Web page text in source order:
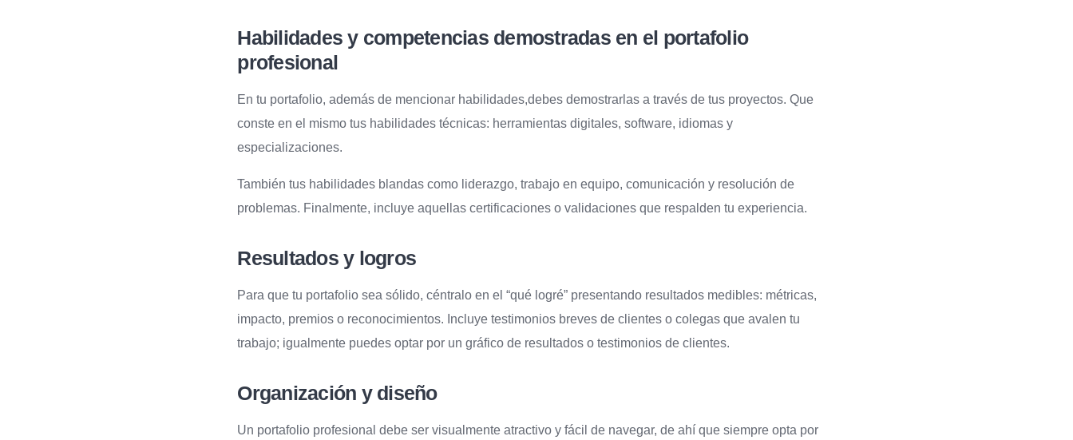
Habilidades y competencias demostradas en el portafolio
profesional
En tu portafolio, además de mencionar habilidades,debes demostrarlas a través de tus proyectos. Que
conste en el mismo tus habilidades técnicas: herramientas digitales, software, idiomas y
especializaciones.
También tus habilidades blandas como liderazgo, trabajo en equipo, comunicación y resolución de
problemas. Finalmente, incluye aquellas certificaciones o validaciones que respalden tu experiencia.
Resultados y logros
Para que tu portafolio sea sólido, céntralo en el “qué logré” presentando resultados medibles: métricas,
impacto, premios o reconocimientos. Incluye testimonios breves de clientes o colegas que avalen tu
trabajo; igualmente puedes optar por un gráfico de resultados o testimonios de clientes.
Organización y diseño
Un portafolio profesional debe ser visualmente atractivo y fácil de navegar, de ahí que siempre opta por